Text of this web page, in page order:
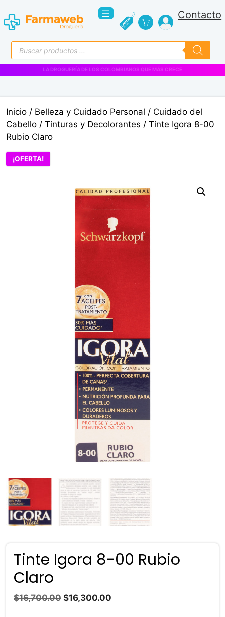
al
contenido
Contacto
Búsqueda
de
productos
VENTAS EMPRESARIALES
Inicio / Belleza y Cuidado Personal / Cuidado del
Cabello / Tinturas y Decolorantes / Tinte Igora 8-00
Rubio Claro
¡OFERTA!
Tinte Igora 8-00 Rubio
Claro
$16,700.00 El
$16,300.00